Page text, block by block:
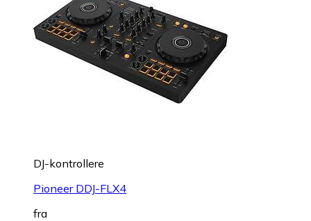
DJ-kontrollere
Pioneer DDJ-FLX4
fra